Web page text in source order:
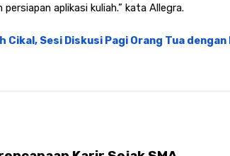
aplikasi kuliah.” kata Allegra.
Sesi Diskusi Pagi Orang Tua dengan